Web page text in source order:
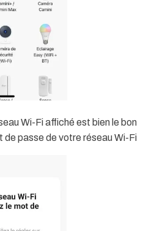
Wi-Fi affiché est bien le bon
de passe de votre réseau Wi-Fi